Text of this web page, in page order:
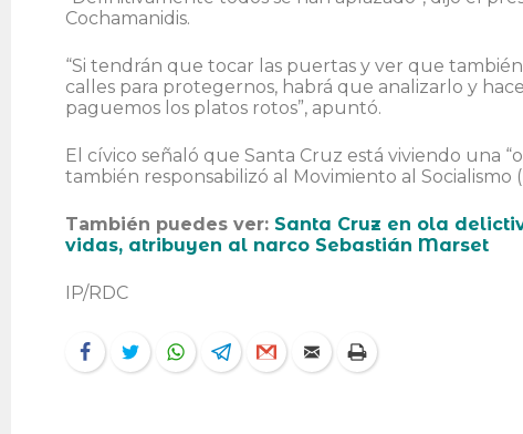
Cochamanidis.
“Si tendrán que tocar las puertas y ver que
calles para protegernos, habrá que analizarlo y
paguemos los platos rotos”, apuntó.
El cívico señaló que Santa Cruz está viviendo una
también responsabilizó al Movimiento al Socialismo
También puedes ver: Santa Cruz en ola
vidas, atribuyen al narco Sebastián Marset
IP/RDC